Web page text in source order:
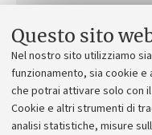
Questo sito
Nel nostro sito utilizziamo
funzionamento, sia cookie
che potrai attivare solo con
Cookie e altri strumenti di
analisi statistiche, misure
Premio di
Franco Pannuti
Italia Onlus
Medicina e
Bologna[.pdf